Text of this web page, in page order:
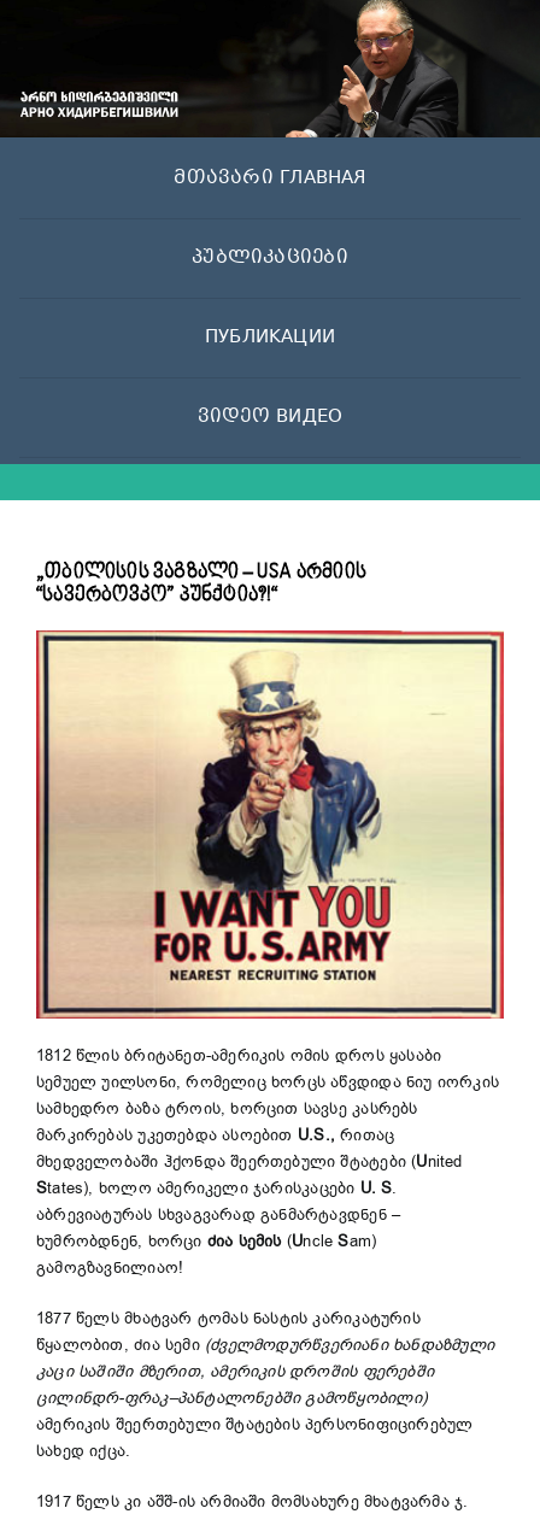
მთავარი ГЛАВНАЯ
პუბლიკაციები
ПУБЛИКАЦИИ
ვიდეო ВИДЕО
„თბილისის ვაგზალი – USA არმიის
“სავერბოვკო” პუნქტია?!“
1812 წლის ბრიტანეთ-ამერიკის ომის დროს ყასაბი
სემუელ უილსონი, რომელიც ხორცს აწვდიდა ნიუ იორკის
სამხედრო ბაზა ტროის, ხორცით სავსე კასრებს
მარკირებას უკეთებდა ასოებით U.S., რითაც
მხედველობაში ჰქონდა შეერთებული შტატები (United
States), ხოლო ამერიკელი ჯარისკაცები U. S.
აბრევიატურას სხვაგვარად განმარტავდნენ –
ხუმრობდნენ, ხორცი ძია სემის (UncleSam)
გამოგზავნილიაო!
1877 წელს მხატვარ ტომას ნასტის კარიკატურის
წყალობით, ძია სემი (ძველმოდურწვერიანი ხანდაზმული
კაცი საშიში მზერით, ამერიკის დროშის ფერებში
ცილინდრ-ფრაკ–პანტალონებში გამოწყობილი)
ამერიკის შეერთებული შტატების პერსონიფიცირებულ
სახედ იქცა.
1917 წელს კი აშშ-ის არმიაში მომსახურე მხატვარმა ჯ.